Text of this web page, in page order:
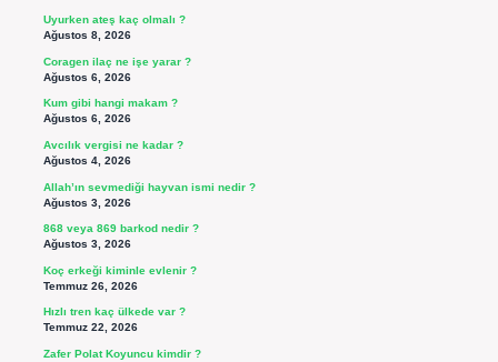
Uyurken ateş kaç olmalı ?
Ağustos 8, 2026
Coragen ilaç ne işe yarar ?
Ağustos 6, 2026
Kum gibi hangi makam ?
Ağustos 6, 2026
Avcılık vergisi ne kadar ?
Ağustos 4, 2026
Allah’ın sevmediği hayvan ismi nedir ?
Ağustos 3, 2026
868 veya 869 barkod nedir ?
Ağustos 3, 2026
Koç erkeği kiminle evlenir ?
Temmuz 26, 2026
Hızlı tren kaç ülkede var ?
Temmuz 22, 2026
Zafer Polat Koyuncu kimdir ?